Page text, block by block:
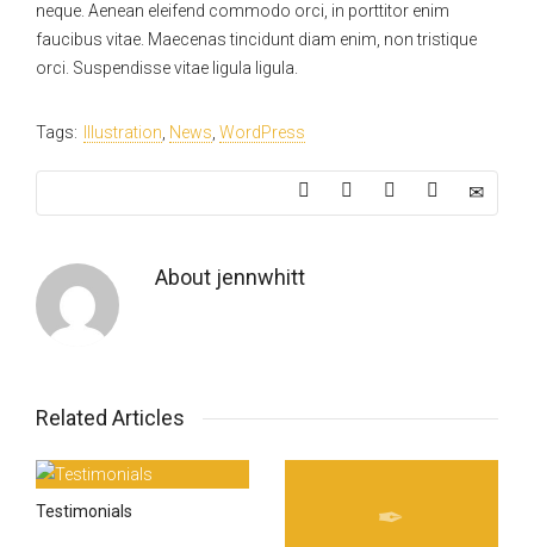
neque. Aenean eleifend commodo orci, in porttitor enim
faucibus vitae. Maecenas tincidunt diam enim, non tristique
orci. Suspendisse vitae ligula ligula.
Tags: Illustration News WordPress
About jennwhitt
Related Articles
Testimonials